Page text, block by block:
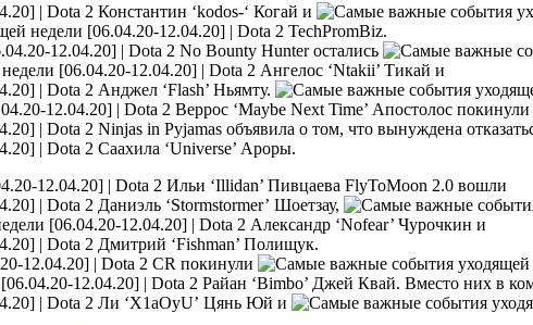
Константин ‘kodos-‘ Когай и
TechPromBiz.
No Bounty Hunter остались
Ангелос ‘Ntakii’ Тикай и
Анджел ‘Flash’ Ньямту.
Веррос ‘Maybe Next Time’ Апостолос покинули
Ninjas in Pyjamas объявила о том, что вынуждена
Саахила ‘Universe’ Ароры.
Ильи ‘Illidan’ Пивцаева FlyToMoon 2.0 вошли
Даниэль ‘Stormstormer’ Шоетзау,
Александр ‘Nofear’ Чурочкин и
Дмитрий ‘Fishman’ Полищук.
CR покинули
Райан ‘Bimbo’ Джей Квай. Вместо них в
Ли ‘X1aOyU’ Цянь Юй и